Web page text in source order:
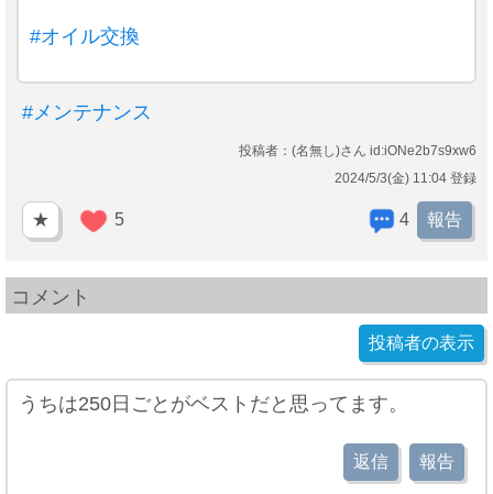
#オイル交換
#メンテナンス
投稿者：(名無し)さん id:iONe2b7s9xw6
2024/5/3(金) 11:04 登録
★ 5 4 報告
コメント
投稿者の表示
うちは250日ごとがベストだと思ってます。
返信 報告